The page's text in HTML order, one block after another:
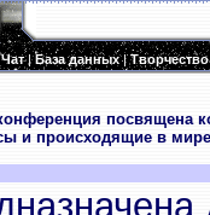
Чат|База данных|Творчество
посвящена
и происходящие в